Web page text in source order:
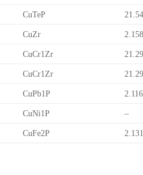
CuTeP
CuZr 2.158
CuCr1Zr
CuCr1Zr
CuPb1P 2.116
CuNi1P –
CuFe2P 2.131